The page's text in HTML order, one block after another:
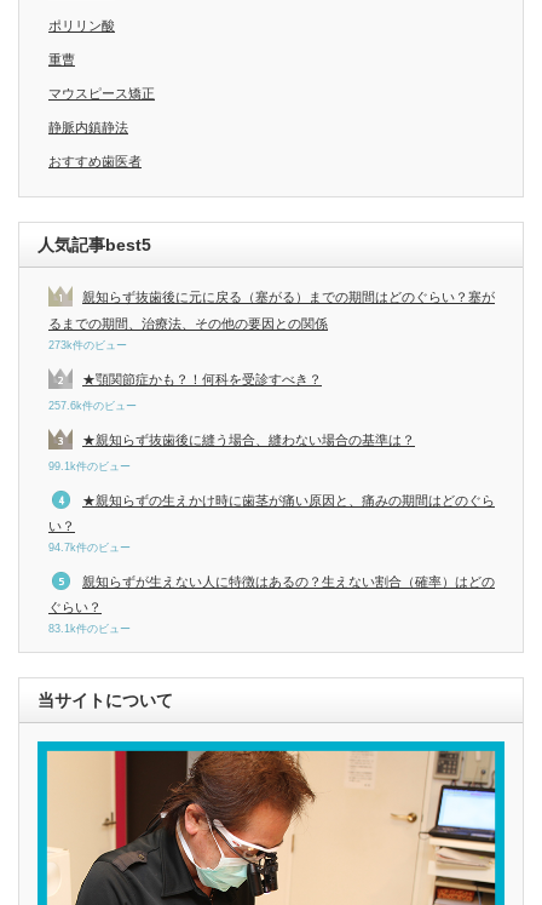
ポリリン酸
重曹
マウスピース矯正
静脈内鎮静法
おすすめ歯医者
人気記事best5
親知らず抜歯後に元に戻る（塞がる）までの期間はどのぐらい？塞が
るまでの期間、治療法、その他の要因との関係
273k件のビュー
★顎関節症かも？！何科を受診すべき？
257.6k件のビュー
★親知らず抜歯後に縫う場合、縫わない場合の基準は？
99.1k件のビュー
★親知らずの生えかけ時に歯茎が痛い原因と、痛みの期間はどのぐら
い？
94.7k件のビュー
親知らずが生えない人に特徴はあるの？生えない割合（確率）はどの
ぐらい？
83.1k件のビュー
当サイトについて